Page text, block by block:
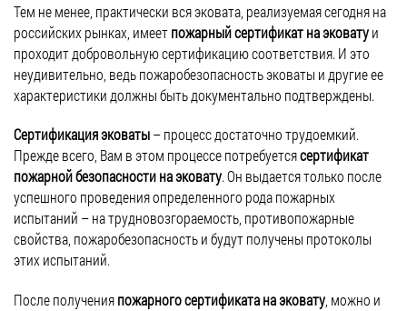
Тем не менее, практически вся эковата, реализуемая сегодня на
российских рынках, имеетпожарный сертификат на эковатуи
проходит добровольную сертификацию соответствия. И это
неудивительно, ведь пожаробезопасность эковаты и другие ее
характеристики должны быть документально подтверждены.
Сертификация эковаты– процесс достаточно трудоемкий.
Прежде всего, Вам в этом процессе потребуетсясертификат
пожарной безопасности на эковату. Он выдается только после
успешного проведения определенного рода пожарных
испытаний – на трудновозгораемость, противопожарные
свойства, пожаробезопасность и будут получены протоколы
этих испытаний.
После полученияпожарного сертификата на эковату , можно и